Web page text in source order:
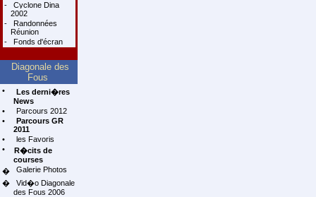
-
Cyclone Dina
2002
-
Randonnées
Réunion
-
Fonds d'écran
Diagonale des
Fous
•
Les derni�res
News
•
Parcours 2012
•
Parcours GR
2011
•
les Favoris
•
R�cits de
courses
�
Galerie Photos
�
Vid�o Diagonale
des Fous 2006